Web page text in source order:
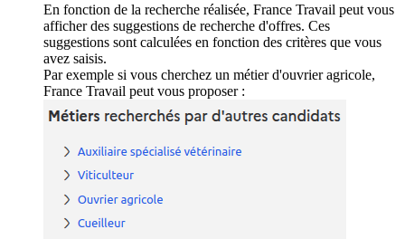
En fonction de la recherche réalisée, France Travail peut vous
afficher des suggestions de recherche d'offres. Ces
suggestions sont calculées en fonction des critères que vous
avez saisis.
Par exemple si vous cherchez un métier d'ouvrier agricole,
France Travail peut vous proposer :